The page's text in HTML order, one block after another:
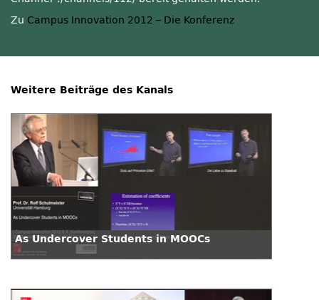
Zu Campus Innovation 2012 – Die Konferenz
Weitere Beiträge des Kanals
As Undercover Students in MOOCs